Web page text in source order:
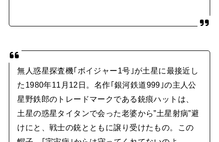
無人惑星探査機｢ボイジャー1号｣が土星に最接近し
た1980年11月12日。名作｢銀河鉄道999｣の主人公
星野鉄郎のトレードマークである銃痕ハットは、
土星の惑星タイタンで会った老婆から”土星射病”避
けにと、戦士の銃とともに譲り受けたもの。この